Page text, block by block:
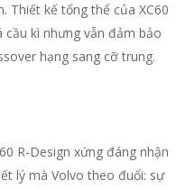
Thiết kế tổng thể của XC60
kì nhưng vẫn đảm bảo
hạng sang cỡ trung.
R-Design xứng đáng nhận
lý mà Volvo theo đuổi: sự